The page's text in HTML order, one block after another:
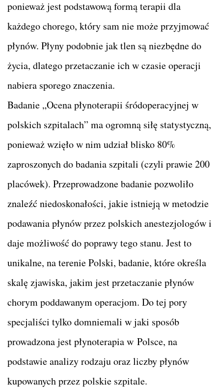
ponieważ jest podstawową formą terapii dla
każdego chorego, który sam nie może przyjmować
płynów. Płyny podobnie jak tlen są niezbędne do
życia, dlatego przetaczanie ich w czasie operacji
nabiera sporego znaczenia.
Badanie „Ocena płynoterapii śródoperacyjnej w
polskich szpitalach” ma ogromną siłę statystyczną,
ponieważ wzięło w nim udział blisko 80%
zaproszonych do badania szpitali (czyli prawie 200
placówek). Przeprowadzone badanie pozwoliło
znaleźć niedoskonałości, jakie istnieją w metodzie
podawania płynów przez polskich anestezjologów i
daje możliwość do poprawy tego stanu. Jest to
unikalne, na terenie Polski, badanie, które określa
skalę zjawiska, jakim jest przetaczanie płynów
chorym poddawanym operacjom. Do tej pory
specjaliści tylko domniemali w jaki sposób
prowadzona jest płynoterapia w Polsce, na
podstawie analizy rodzaju oraz liczby płynów
kupowanych przez polskie szpitale.